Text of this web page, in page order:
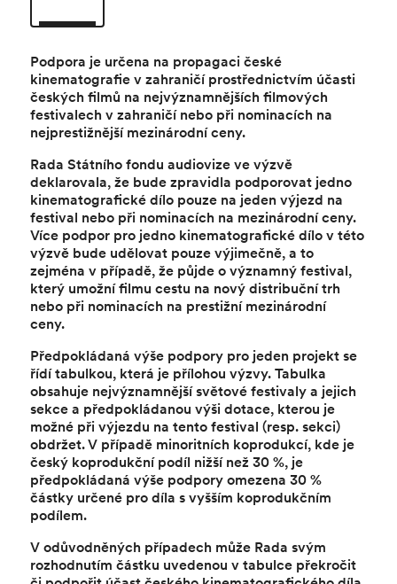
Podpora je určena na propagaci české
kinematografie v zahraničí prostřednictvím účasti
českých filmů na nejvýznamnějších filmových
festivalech v zahraničí nebo při nominacích na
nejprestižnější mezinárodní ceny.
Rada Státního fondu audiovize ve výzvě
deklarovala, že bude zpravidla podporovat jedno
kinematografické dílo pouze na jeden výjezd na
festival nebo při nominacích na mezinárodní ceny.
Více podpor pro jedno kinematografické dílo v této
výzvě bude udělovat pouze výjimečně, a to
zejména v případě, že půjde o významný festival,
který umožní filmu cestu na nový distribuční trh
nebo při nominacích na prestižní mezinárodní
ceny.
Předpokládaná výše podpory pro jeden projekt se
řídí tabulkou, která je přílohou výzvy. Tabulka
obsahuje nejvýznamnější světové festivaly a jejich
sekce a předpokládanou výši dotace, kterou je
možné při výjezdu na tento festival (resp. sekci)
obdržet. V případě minoritních koprodukcí, kde je
český koprodukční podíl nižší než 30 %, je
předpokládaná výše podpory omezena 30 %
částky určené pro díla s vyšším koprodukčním
podílem.
V odůvodněných případech může Rada svým
rozhodnutím částku uvedenou v tabulce překročit